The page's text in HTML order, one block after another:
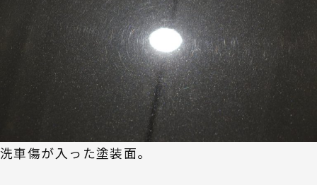
洗車傷が入った塗装面。